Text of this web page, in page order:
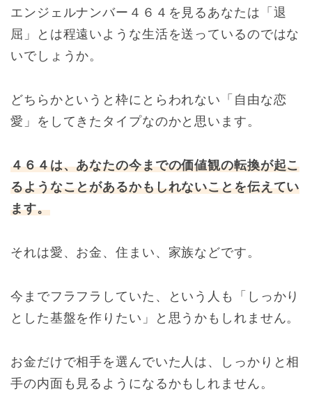
エンジェルナンバー４６４を見るあなたは「退
屈」とは程遠いような生活を送っているのではな
いでしょうか。
どちらかというと枠にとらわれない「自由な恋
愛」をしてきたタイプなのかと思います。
４６４は、あなたの今までの価値観の転換が起こ
るようなことがあるかもしれないことを伝えてい
ます。
それは愛、お金、住まい、家族などです。
今までフラフラしていた、という人も「しっかり
とした基盤を作りたい」と思うかもしれません。
お金だけで相手を選んでいた人は、しっかりと相
手の内面も見るようになるかもしれません。